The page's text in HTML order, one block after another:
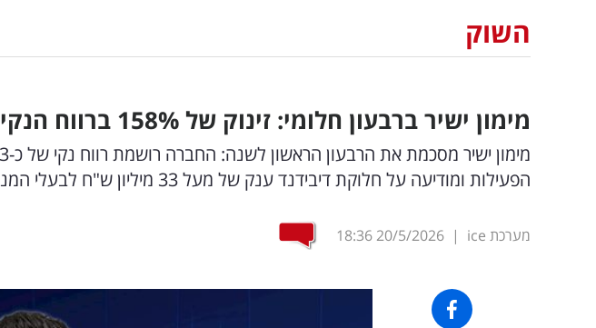
השוק
מימון ישיר ברבעון חלומי: זינוק של 158% ברווח הנקי
הפעילות ומודיעה על חלוקת דיבידנד ענק של מעל 33 מיליון ש"ח לבעלי המניות | כל הפרטים
מערכת ice |
20/5/2026
18:36